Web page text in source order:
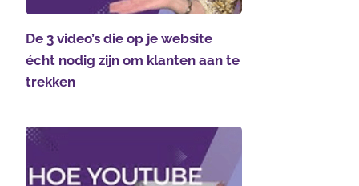
De 3 video’s die op je website
écht nodig zijn om klanten aan te
trekken